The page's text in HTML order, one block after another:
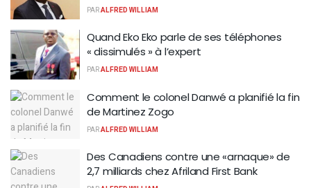
PARALFRED WILLIAM
Quand Eko Eko parle de ses téléphones
« dissimulés » à l’expert
PARALFRED WILLIAM
Comment le colonel Danwé a planifié la fin
de Martinez Zogo
PARALFRED WILLIAM
Des Canadiens contre une «arnaque» de
2,7 milliards chez Afriland First Bank